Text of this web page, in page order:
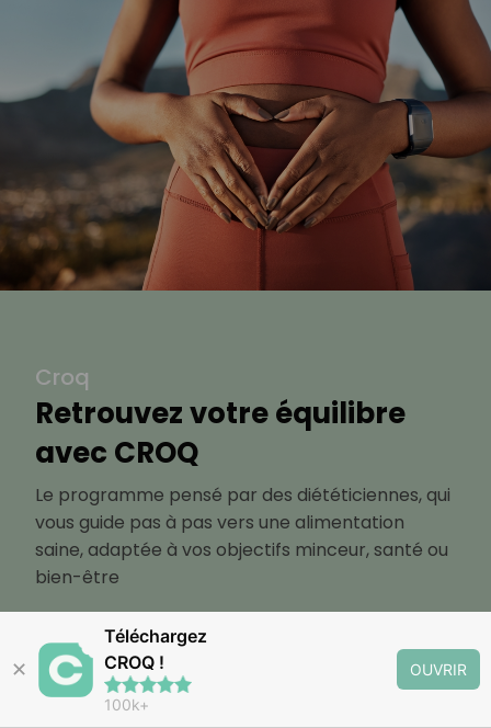
Croq
Retrouvez votre équilibre
avec CROQ
Le programme pensé par des diététiciennes, qui
vous guide pas à pas vers une alimentation
saine, adaptée à vos objectifs minceur, santé ou
bien-être
Découvrir
✕
Téléchargez
CROQ !
100k+
OUVRIR